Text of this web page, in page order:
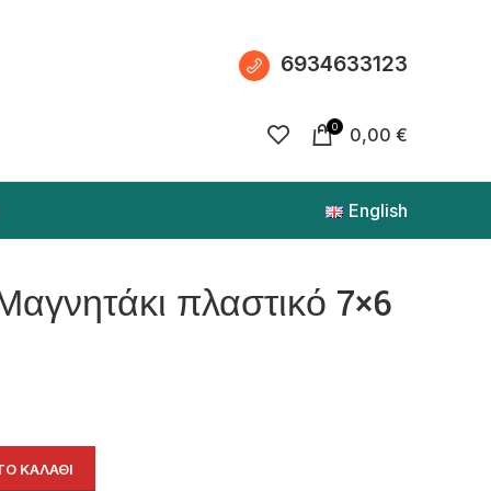
6934633123
0 0,00 €
English
πλαστικό 7×6
ΚΑΛΆΘΙ